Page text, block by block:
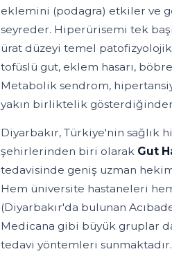
eklemini (podagra) etkiler ve
seyreder. Hiperürisemi tek
ürat düzeyi temel
tofüslü gut, eklem hasarı,
Metabolik sendrom,
yakın birliktelik
Diyarbakır, Türkiye'nin sağlık
şehirlerinden biri olarak Gut
tedavisinde geniş uzman
Hem üniversite hastaneleri
(Diyarbakır'da bulunan
Medicana gibi büyük gruplar
tedavi yöntemleri sunmaktadır.